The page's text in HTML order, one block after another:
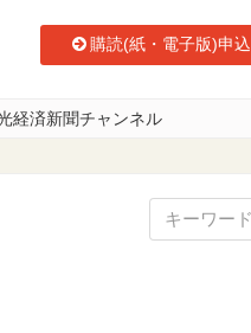
購読(紙・電子版)申込
経済新聞チャンネル